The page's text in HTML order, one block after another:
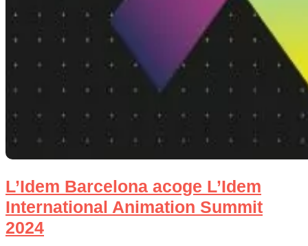
L’Idem Barcelona acoge L’Idem
International Animation Summit
2024